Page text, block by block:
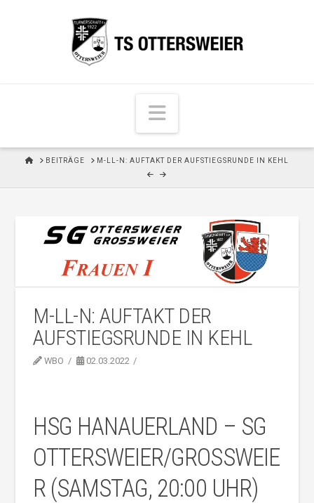
N
a
v
i
g
t
i
n
E
BEITRÄGE M-LL-N: AUFTAKT DER AUFSTIEGSRUNDE IN KEHL
M-LL-N: AUFTAKT DER
AUFSTIEGSRUNDE IN KEHL
WBO 02.03.2022
HSG HANAUERLAND – SG
OTTERSWEIER/GROSSWEIER
(SAMSTAG, 20:00 UHR)